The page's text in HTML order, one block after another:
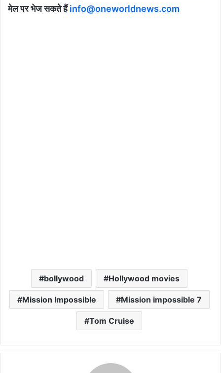
मेल पर भेज सकते हैंinfo@oneworldnews.com
bollywood Hollywood movies
Mission Impossible Mission impossible 7
Tom Cruise